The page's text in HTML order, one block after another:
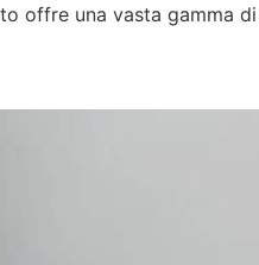
offre una vasta gamma